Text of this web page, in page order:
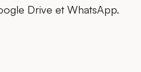
Drive et WhatsApp.